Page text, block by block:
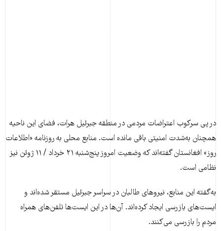
در پی سرکوب اعتراضات مردمی در منطقه جبرئیل هرات، فضای این ناحیه
همچنان به‌شدت امنیتی باقی مانده است. منابع محلی به روزنامه «اطلاعات
روز» افغانستان گفته‌اند که وضعیت امروز پنج‌شنبه ۲۱ خرداد / ۱۱ ژوئن نیز
نظامی است.
به‌گفته این منابع، نیروهای طالبان در سراسر جبرئیل مستقر شده‌اند و
ایست‌های بازرسی ایجاد کرده‌اند. آن‌ها در این ایست‌ها تلفن‌های همراه
مردم را بازرسی می‌کنند.